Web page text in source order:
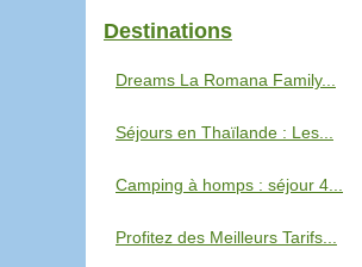
Destinations
Dreams La Romana Family...
Séjours en Thaïlande : Les...
Camping à homps : séjour 4...
Profitez des Meilleurs Tarifs...